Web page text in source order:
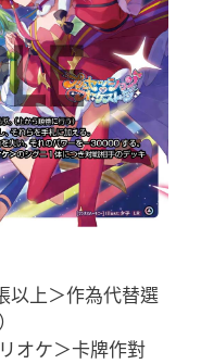
以上＞作為代替選
オケ＞卡牌作對